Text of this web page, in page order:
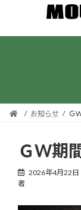
ッ
移
お知らせ Ｇ
ＧW期
2026年4月22日
者